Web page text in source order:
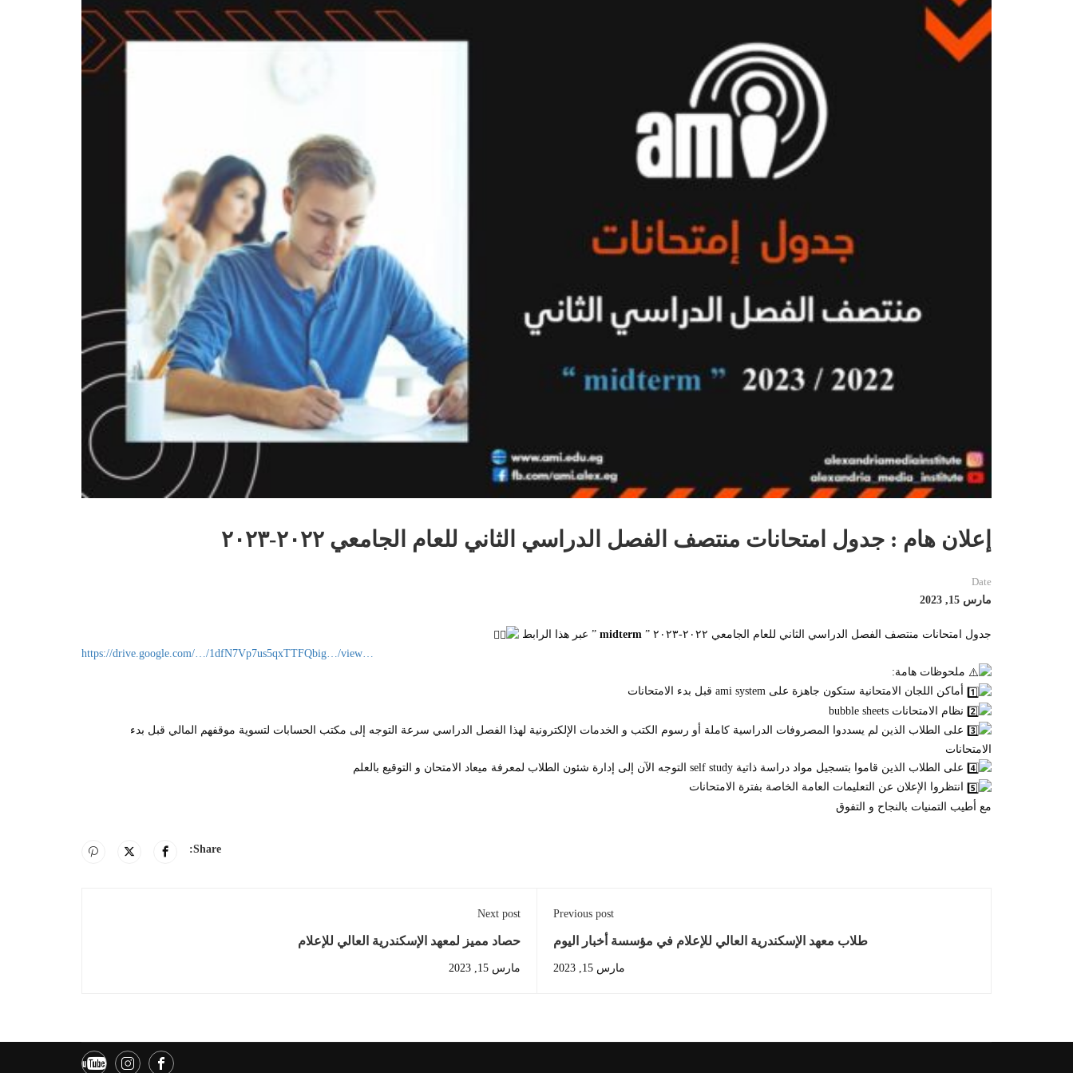
إعلان هام : جدول امتحانات منتصف الفصل الدراسي الثاني للعام الجامعي ٢٠٢٢-٢٠٢٣
Date
مارس 15, 2023
جدول امتحانات منتصف الفصل الدراسي الثاني للعام الجامعي ٢٠٢٢-٢٠٢٣ ” midterm ” عبر هذا الرابط
https://drive.google.com/…/1dfN7Vp7us5qxTTFQbig…/view…
ملحوظات هامة:
أماكن اللجان الامتحانية ستكون جاهزة على ami system قبل بدء الامتحانات
نظام الامتحانات bubble sheets
على الطلاب الذين لم يسددوا المصروفات الدراسية كاملة أو رسوم الكتب و الخدمات الإلكترونية لهذا الفصل الدراسي سرعة التوجه إلى مكتب الحسابات لتسوية موقفهم المالي قبل بدء
الامتحانات
على الطلاب الذين قاموا بتسجيل مواد دراسة ذاتية self study التوجه الآن إلى إدارة شئون الطلاب لمعرفة ميعاد الامتحان و التوقيع بالعلم
انتظروا الإعلان عن التعليمات العامة الخاصة بفترة الامتحانات
مع أطيب التمنيات بالنجاح و التفوق
Share:
Previous post
طلاب معهد الإسكندرية العالي للإعلام في مؤسسة أخبار اليوم
مارس 15, 2023
Next post
حصاد مميز لمعهد الإسكندرية العالي للإعلام
مارس 15, 2023